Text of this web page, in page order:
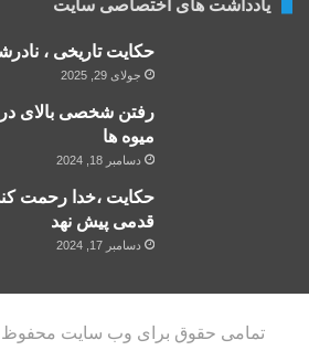
یادداشت های اختصاصی سایت
حکایت تاریخی ،
جولای 29, 2025
رفتن شخصی بالای
میوه ها
دسامبر 18, 2024
حکایت ،خدا رحمت
قدمی پیش نهد
دسامبر 17, 2024
تمامی حقوق برای وب سایت